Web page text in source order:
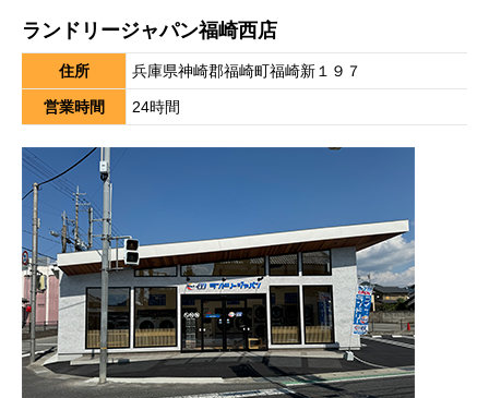
ランドリージャパン福崎西店
住所 兵庫県神崎郡福崎町福崎新１９７
営業時間 24時間